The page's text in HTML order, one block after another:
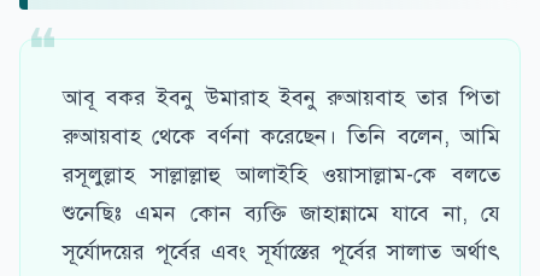
আবূ বকর ইবনু উমারাহ ইবনু রুআয়বাহ তার পিতা
রুআয়বাহ থেকে বর্ণনা করেছেন। তিনি বলেন, আমি
রসূলুল্লাহ সাল্লাল্লাহু আলাইহি ওয়াসাল্লাম-কে বলতে
শুনেছিঃ এমন কোন ব্যক্তি জাহান্নামে যাবে না, যে
সূর্যোদয়ের পূর্বের এবং সূর্যাস্তের পূর্বের সালাত অর্থাৎ